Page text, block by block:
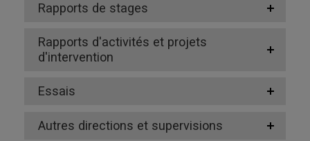
Rapports de stages
Rapports d'activités et projets
d'intervention
Essais
Autres directions et supervisions